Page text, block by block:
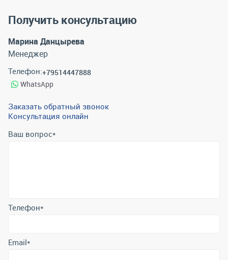
Получить консультацию
Марина Данцырева
Менеджер
Телефон:+79514447888
WhatsApp
Заказать обратный звонок
Консультация онлайн
Ваш вопрос*
Отправляя форму вы подтверждаете согласие с